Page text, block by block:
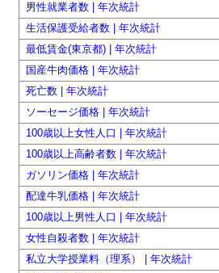
男性就業者数 | 年次統計
生活保護受給者数 | 年次統計
最低賃金(東京都) | 年次統計
国産牛肉価格 | 年次統計
死亡数 | 年次統計
ソーセージ価格 | 年次統計
100歳以上女性人口 | 年次統計
100歳以上高齢者数 | 年次統計
ガソリン価格 | 年次統計
配達牛乳価格 | 年次統計
100歳以上男性人口 | 年次統計
女性自殺者数 | 年次統計
私立大学授業料（理系） | 年次統計